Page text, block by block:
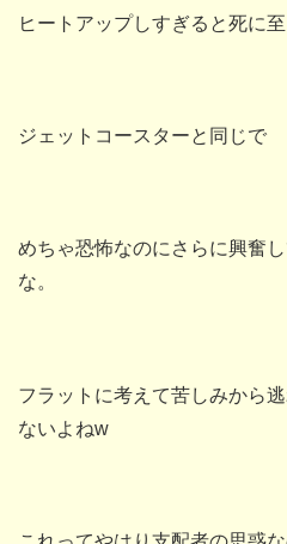
ヒートアップしすぎると死に
ジェットコースターと同じで
めちゃ恐怖なのにさらに興奮
な。
フラットに考えて苦しみから
ないよねw